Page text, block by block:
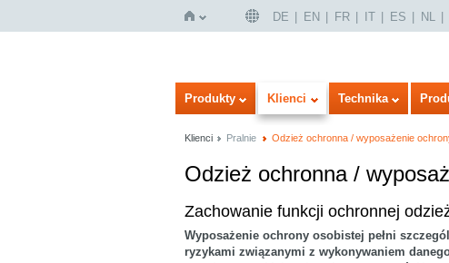
Strona
DE EN FR IT ES NL
Produkty Klienci Technika
Klienci Pralnie Odzież ochronna / wyposażenie
Odzież ochronna /
Zachowanie funkcji ochronnej
Wyposażenie ochrony osobistej pełni
ryzykami związanymi z wykonywaniem